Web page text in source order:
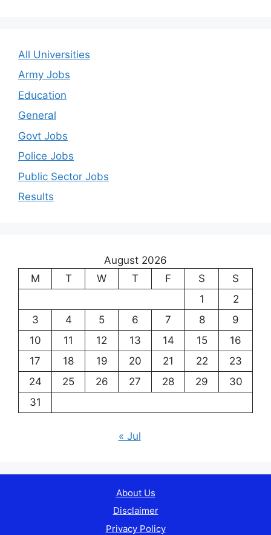
All Universities
Army Jobs
Education
General
Govt Jobs
Police Jobs
Public Sector Jobs
Results
August 2026
M
T W T F S
S
1
2
3
4 5 6 7 8
9
10
11 12 13 14 15
16
17
18 19 20 21 22
23
24
25 26 27 28 29
30
31
« Jul
About Us
Disclaimer
Privacy Policy